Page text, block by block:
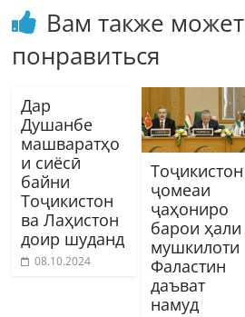
Вам также может
понравиться
Дар
Душанбе
машваратҳо
и сиёсӣ
байни
Тоҷикистон
ва Лаҳистон
доир шуданд
08.10.2024
Тоҷикистон
ҷомеаи
ҷаҳониро
барои ҳали
мушкилоти
Фаластин
даъват
намуд